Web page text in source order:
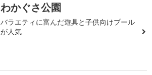
わかぐさ公園
バラエティに富んだ遊具と子供向けプール
が人気